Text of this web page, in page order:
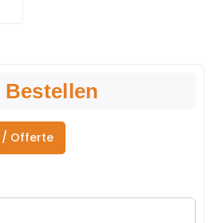
Bestellen
/ Offerte